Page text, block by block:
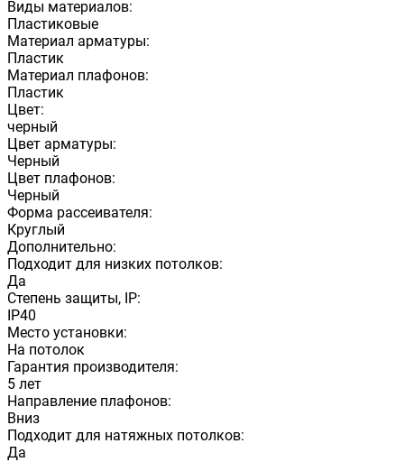
Виды материалов:
Пластиковые
Материал арматуры:
Пластик
Материал плафонов:
Пластик
Цвет:
черный
Цвет арматуры:
Черный
Цвет плафонов:
Черный
Форма рассеивателя:
Круглый
Дополнительно:
Подходит для низких потолков:
Да
Степень защиты, IP:
IP40
Место установки:
На потолок
Гарантия производителя:
5 лет
Направление плафонов:
Вниз
Подходит для натяжных потолков:
Да